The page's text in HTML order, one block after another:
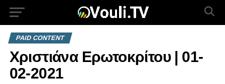
PAID CONTENT
Χριστιάνα Ερωτοκρίτου | 01-
02-2021